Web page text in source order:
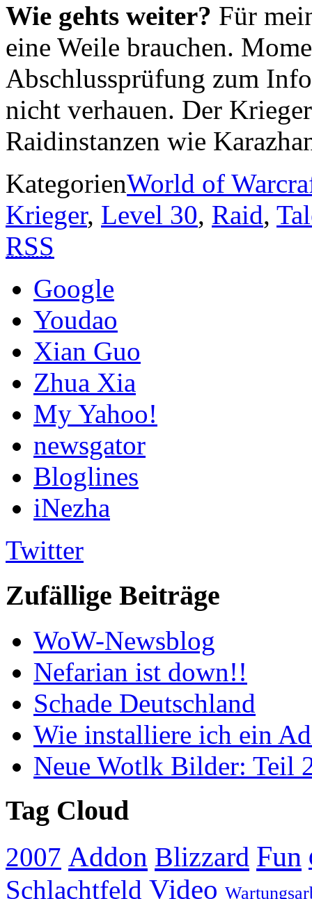
Wie gehts weiter? Für
eine Weile brauchen.
Abschlussprüfung zum
nicht verhauen. Der
Raidinstanzen wie
KategorienWorld of
Krieger, Level 30, Raid,
RSS
Google
Youdao
Xian Guo
Zhua Xia
My Yahoo!
newsgator
Bloglines
iNezha
Twitter
Zufällige Beiträge
WoW-Newsblog
Nefarian ist down!!
Schade Deutschland
Wie installiere ich ein
Neue Wotlk Bilder: Teil
Tag Cloud
2007 Addon Blizzard Fun
Schlachtfeld Video